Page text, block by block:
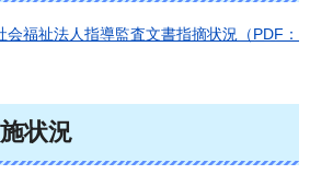
会福祉法人指導監査文書指摘状況（PDF：
状況